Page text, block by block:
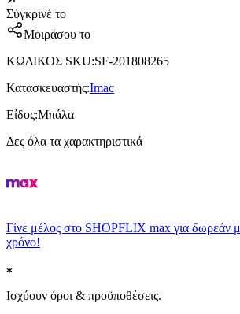
Σύγκρινέ το
Μοιράσου το
ΚΩΔΙΚΟΣ SKU:SF-201808265
Κατασκευαστής:Imac
Είδος:Μπάλα
Δες όλα τα χαρακτηριστικά
Γίνε μέλος στο SHOPFLIX max για δωρεάν
χρόνο!
Ισχύουν όροι & προϋποθέσεις.